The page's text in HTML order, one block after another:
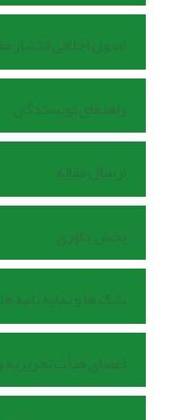
اصول اخلاقی انتشار
راهنمای نویسندگان
ارسال مقاله
بخش داوری
بانک ها و نمایه نامه ها
اعضای هیأت تحریریه